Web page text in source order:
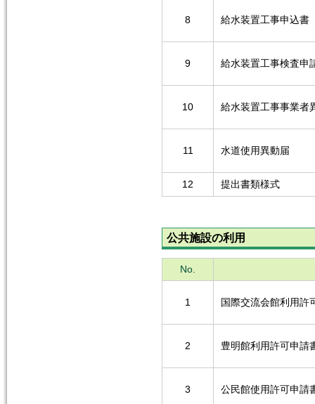
8 給水装置工事申込書
9 給水装置工事検査申
10 給水装置工事事業者
11 水道使用異動届
12 提出書類様式
公共施設の利用
No.
1 国際交流会館利用許
2 豊明館利用許可申請
3 公民館使用許可申請